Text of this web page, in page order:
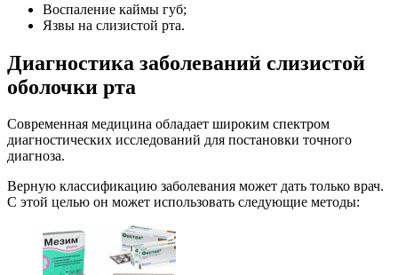
Воспаление каймы губ;
Язвы на слизистой рта.
Диагностика заболеваний слизистой
оболочки рта
Современная медицина обладает широким спектром
диагностических исследований для постановки точного
диагноза.
Верную классификацию заболевания может дать только врач.
С этой целью он может использовать следующие методы: